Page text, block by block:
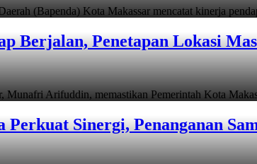
(Bapenda) Kota Makassar mencatat kinerja
Berjalan, Penetapan Lokasi
Arifuddin, memastikan Pemerintah Kota
Sinergi, Penanganan